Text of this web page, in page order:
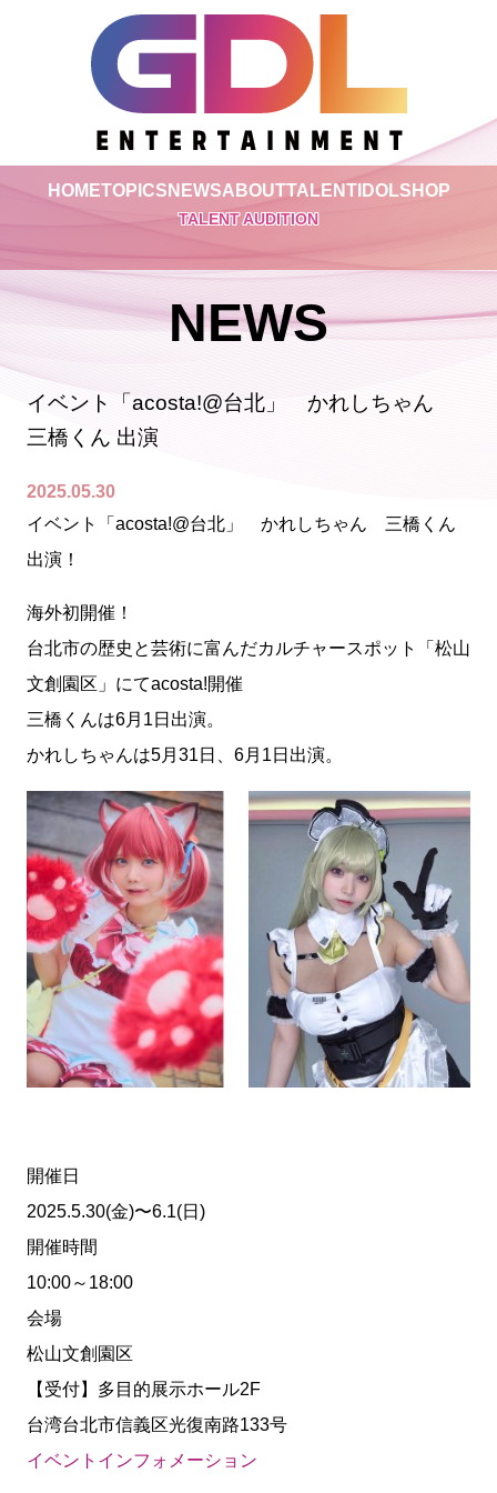
HOMETOPICS NEWSABOUTTALENTIDOLSHOP
TALENT AUDITION
NEWS
イベント「acosta!@台北」 かれしちゃん
三橋くん 出演
2025.05.30
イベント「acosta!@台北」 かれしちゃん 三橋くん
出演！
海外初開催！
台北市の歴史と芸術に富んだカルチャースポット「松山
文創園区」にてacosta!開催
三橋くんは6月1日出演。
かれしちゃんは5月31日、6月1日出演。
開催日
2025.5.30(金)〜6.1(日)
開催時間
10:00～18:00
会場
松山文創園区
【受付】多目的展示ホール2F
台湾台北市信義区光復南路133号
イベントインフォメーション